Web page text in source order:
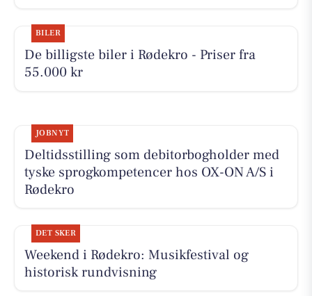
BILER
De billigste biler i Rødekro - Priser fra
55.000 kr
JOBNYT
Deltidsstilling som debitorbogholder med
tyske sprogkompetencer hos OX-ON A/S i
Rødekro
DET SKER
Weekend i Rødekro: Musikfestival og
historisk rundvisning